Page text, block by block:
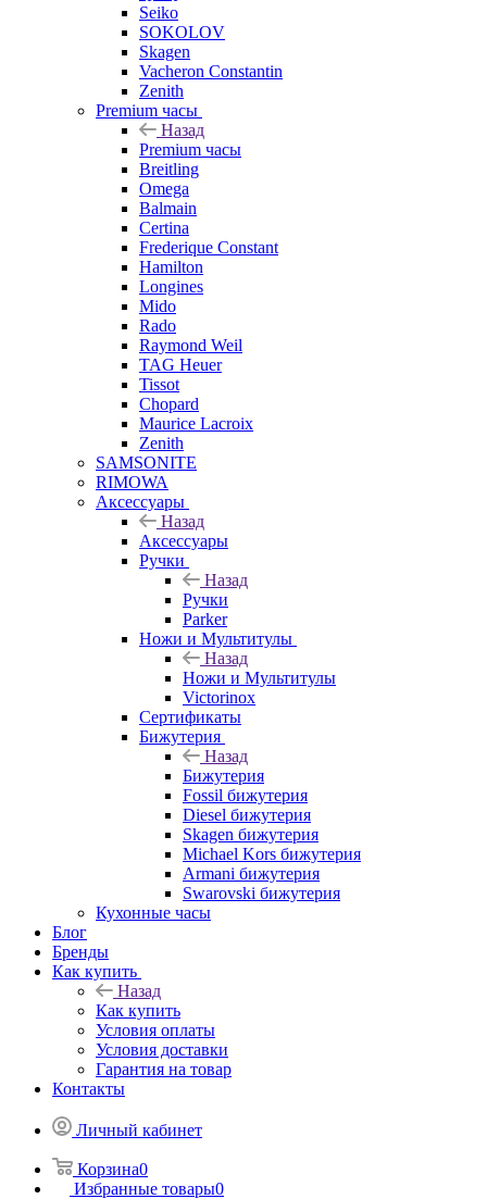
Seiko
SOKOLOV
Skagen
Vacheron Constantin
Zenith
Premium часы
Назад
Premium часы
Breitling
Omega
Balmain
Certina
Frederique Constant
Hamilton
Longines
Mido
Rado
Raymond Weil
TAG Heuer
Tissot
Chopard
Maurice Lacroix
Zenith
SAMSONITE
RIMOWA
Аксессуары
Назад
Аксессуары
Ручки
Назад
Ручки
Parker
Ножи и Мультитулы
Назад
Ножи и Мультитулы
Victorinox
Сертификаты
Бижутерия
Назад
Бижутерия
Fossil бижутерия
Diesel бижутерия
Skagen бижутерия
Michael Kors бижутерия
Armani бижутерия
Swarovski бижутерия
Кухонные часы
Блог
Бренды
Как купить
Назад
Как купить
Условия оплаты
Условия доставки
Гарантия на товар
Контакты
Личный кабинет
Корзина0
Избранные товары0